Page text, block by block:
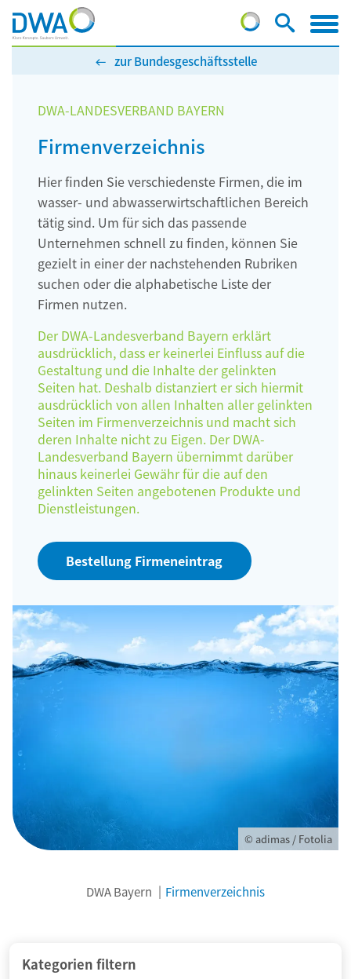
zur Bundesgeschäftsstelle
DWA-LANDESVERBAND BAYERN
Firmenverzeichnis
Hier finden Sie verschiedenste Firmen, die im
wasser- und abwasserwirtschaftlichen Bereich
tätig sind. Um für sich das passende
Unternehmen schnell zu finden, können Sie
gezielt in einer der nachstehenden Rubriken
suchen oder die alphabetische Liste der
Firmen nutzen.
Der DWA-Landesverband Bayern erklärt
ausdrücklich, dass er keinerlei Einfluss auf die
Gestaltung und die Inhalte der gelinkten
Seiten hat. Deshalb distanziert er sich hiermit
ausdrücklich von allen Inhalten aller gelinkten
Seiten im Firmenverzeichnis und macht sich
deren Inhalte nicht zu Eigen. Der DWA-
Landesverband Bayern übernimmt darüber
hinaus keinerlei Gewähr für die auf den
gelinkten Seiten angebotenen Produkte und
Dienstleistungen.
Bestellung Firmeneintrag
© adimas / Fotolia
DWA Bayern Firmenverzeichnis
Kategorien filtern